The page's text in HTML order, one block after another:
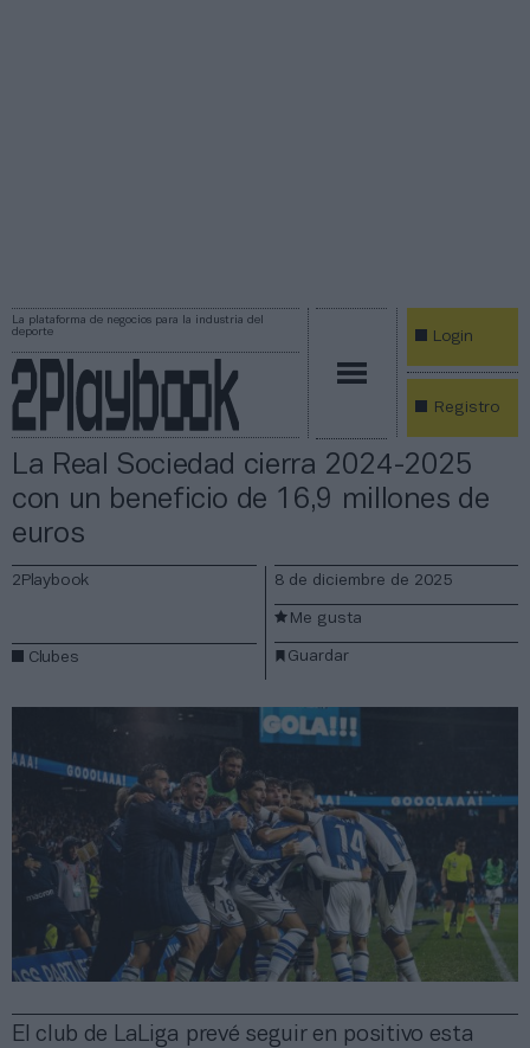
La plataforma de negocios para la industria del
deporte
Login
Registro
La Real Sociedad cierra 2024-2025
con un beneficio de 16,9 millones de
euros
El club de LaLiga prevé seguir en positivo esta
2Playbook
Clubes
8 de diciembre de 2025
Guardar
Me gusta